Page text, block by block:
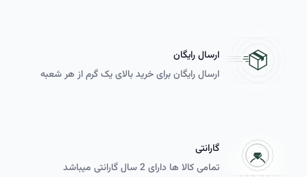
ارسال رایگان
ارسال رایگان برای خرید بالای یک گرم از هر شعبه
گارانتی
تمامی کالا ها دارای 2 سال گارانتی می­باشد